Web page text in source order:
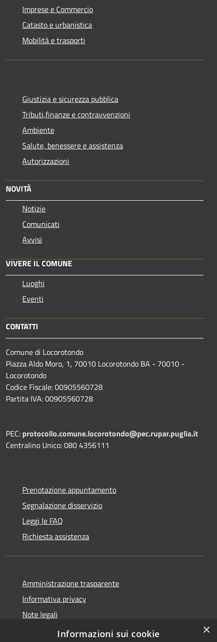
Imprese e Commercio
Catasto e urbanistica
Mobilità e trasporti
Giustizia e sicurezza pubblica
Tributi,finanze e contravvenzioni
Ambiente
Salute, benessere e assistenza
Autorizzazioni
NOVITÀ
Notizie
Comunicati
Avvisi
VIVERE IL COMUNE
Luoghi
Eventi
CONTATTI
Comune di Locorotondo
Piazza Aldo Moro, 1, 70010 Locorotondo BA - 70010 -
Locorotondo
Codice Fiscale: 00905560728
Partita IVA: 00905560728
PEC: protocollo.comune.locorotondo@pec.rupar.puglia.it
Centralino Unico: 080 4356111
Prenotazione appuntamento
Segnalazione disservizio
Leggi le FAQ
Richiesta assistenza
Amministrazione trasparente
Informativa privacy
Note legali
Dichiarazione di accessibilità
×
Informazioni sui cookie